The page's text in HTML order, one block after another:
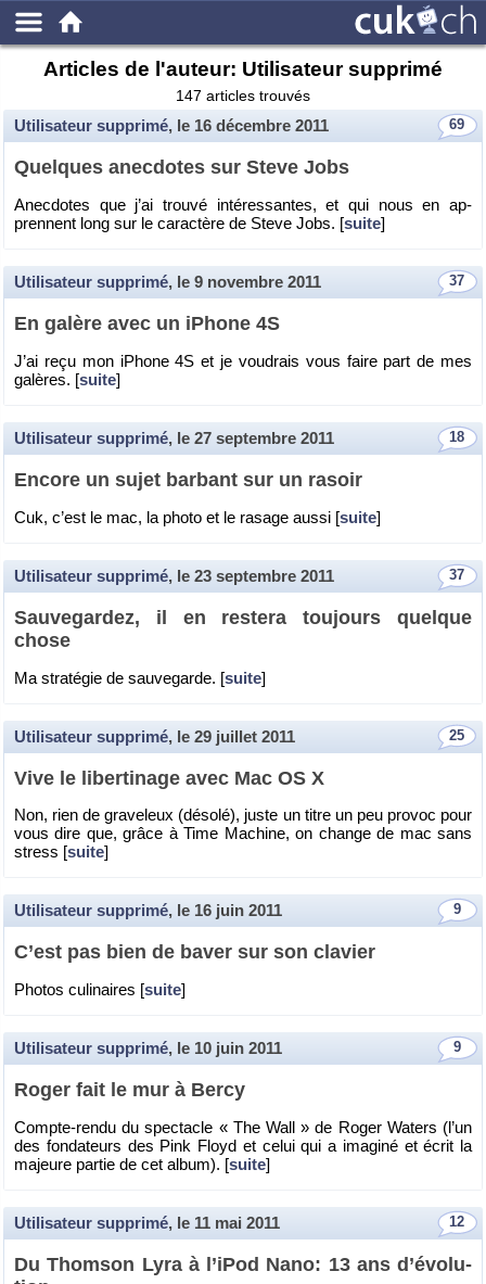
Articles de l'auteur: Utilisateur supprimé
147 articles trouvés
69
Utilisateur supprimé, le 16 décembre 2011
Quelques anec­dotes sur Steve Jobs
Anec­dotes que j’ai trouvé in­té­res­santes, et qui nous en ap­
prennent long sur le ca­rac­tère de Steve Jobs. [suite]
37
Utilisateur supprimé, le 9 novembre 2011
En ga­lère avec un iPhone 4S
J’ai reçu mon iPhone 4S et je vou­drais vous faire part de mes
ga­lères. [suite]
18
Utilisateur supprimé, le 27 septembre 2011
En­core un sujet bar­bant sur un ra­soir
Cuk, c’est le mac, la photo et le ra­sage aussi [suite]
37
Utilisateur supprimé, le 23 septembre 2011
Sau­ve­gar­dez, il en res­tera tou­jours quelque
chose
Ma stra­té­gie de sau­ve­garde. [suite]
25
Utilisateur supprimé, le 29 juillet 2011
Vive le li­ber­ti­nage avec Mac OS X
Non, rien de gra­ve­leux (dé­solé), juste un titre un peu pro­voc pour
vous dire que, grâce à Time Ma­chine, on change de mac sans
stress [suite]
9
Utilisateur supprimé, le 16 juin 2011
C’est pas bien de baver sur son cla­vier
Pho­tos cu­li­naires [suite]
9
Utilisateur supprimé, le 10 juin 2011
Roger fait le mur à Bercy
Compte-rendu du spec­tacle « The Wall » de Roger Wa­ters (l’un
des fon­da­teurs des Pink Floyd et celui qui a ima­giné et écrit la
ma­jeure par­tie de cet album). [suite]
12
Utilisateur supprimé, le 11 mai 2011
Du Thom­son Lyra à l’iPod Nano: 13 ans d’évo­lu­